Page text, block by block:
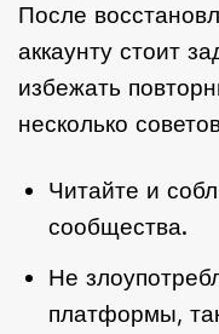
После
аккаунту стоит
избежать
несколько
Читайте и
сообщества.
Не
платформы,